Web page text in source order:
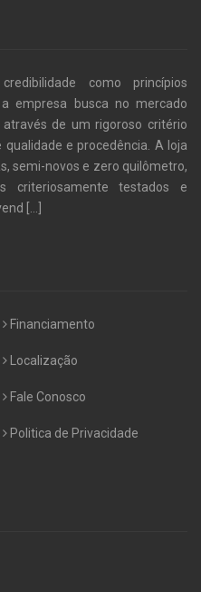
como princípios
empresa busca no mercado
de um rigoroso critério
e procedência. A loja
semi-novos e zero quilômetro,
criteriosamente testados e
[...]
Financiamento
Localização
Fale Conosco
Politica de Privacidade